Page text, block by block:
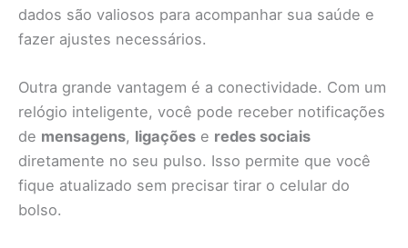
dados são valiosos para acompanhar sua saúde e
fazer ajustes necessários.
Outra grande vantagem é a conectividade. Com um
relógio inteligente, você pode receber notificações
de mensagens, ligações e redes sociais
diretamente no seu pulso. Isso permite que você
fique atualizado sem precisar tirar o celular do
bolso.